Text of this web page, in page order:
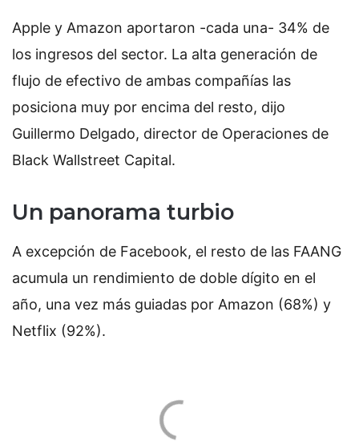
Apple y Amazon aportaron -cada una- 34% de
los ingresos del sector. La alta generación de
flujo de efectivo de ambas compañías las
posiciona muy por encima del resto, dijo
Guillermo Delgado, director de Operaciones de
Black Wallstreet Capital.
Un panorama turbio
A excepción de Facebook, el resto de las FAANG
acumula un rendimiento de doble dígito en el
año, una vez más guiadas por Amazon (68%) y
Netflix (92%).